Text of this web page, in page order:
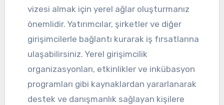
vizesi almak için yerel ağlar oluşturmanız
önemlidir. Yatırımcılar, şirketler ve diğer
girişimcilerle bağlantı kurarak iş fırsatlarına
ulaşabilirsiniz. Yerel girişimcilik
organizasyonları, etkinlikler ve inkübasyon
programları gibi kaynaklardan yararlanarak
destek ve danışmanlık sağlayan kişilere